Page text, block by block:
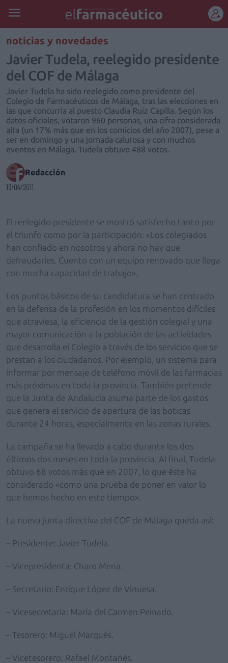
REGÍSTRATE
noticias y novedades
Javier Tudela, reelegido presidente
del COF de Málaga
Javier Tudela ha sido reelegido como presidente del
Colegio de Farmacéuticos de Málaga, tras las elecciones en
las que concurría al puesto Claudia Ruiz Capilla. Según los
datos oficiales, votaron 960 personas, una cifra considerada
alta (un 17% más que en los comicios del año 2007), pese a
ser en domingo y una jornada calurosa y con muchos
eventos en Málaga. Tudela obtuvo 488 votos.
Redacción
13/04/2011
El reelegido presidente se mostró satisfecho tanto por
el triunfo como por la participación: «Los colegiados
han confiado en nosotros y ahora no hay que
defraudarles. Cuento con un equipo renovado que llega
con mucha capacidad de trabajo».
Los puntos básicos de su candidatura se han centrado
en la defensa de la profesión en los momentos difíciles
que atraviesa, la eficiencia de la gestión colegial y una
mayor comunicación a la población de las actividades
que desarrolla el Colegio a través de los servicios que se
prestan a los ciudadanos. Por ejemplo, un sistema para
informar por mensaje de teléfono móvil de las farmacias
más próximas en toda la provincia. También pretende
que la Junta de Andalucía asuma parte de los gastos
que genera el servicio de apertura de las boticas
durante 24 horas, especialmente en las zonas rurales.
La campaña se ha llevado a cabo durante los dos
últimos dos meses en toda la provincia. Al final, Tudela
obtuvo 68 votos más que en 2007, lo que éste ha
considerado «como una prueba de poner en valor lo
que hemos hecho en este tiempo».
La nueva junta directiva del COF de Málaga queda así:
– Presidente: Javier Tudela.
– Vicepresidenta: Charo Mena.
– Secretario: Enrique López de Vinuesa.
– Vicesecretaria: María del Carmen Peinado.
– Tesorero: Miguel Marqués.
– Vicetesorero: Rafael Montañés.